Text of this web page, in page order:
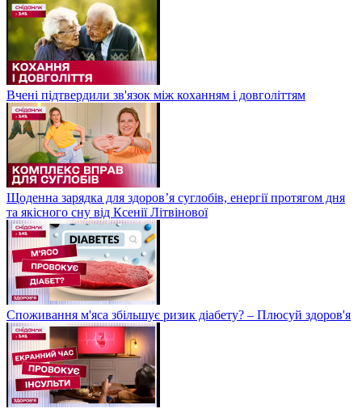
Вчені підтвердили зв'язок між коханням і довголіттям
Щоденна зарядка для здоров’я суглобів, енергії протягом дня
та якісного сну від Ксенії Літвінової
Споживання м'яса збільшує ризик діабету? – Плюсуй здоров'я